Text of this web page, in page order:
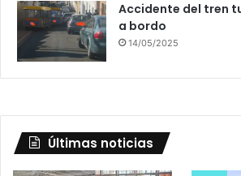
Accidente del tren
a bordo
14/05/2025
Últimas noticias